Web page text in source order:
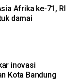
Afrika ke-71, RI
damai
inovasi
Kota Bandung